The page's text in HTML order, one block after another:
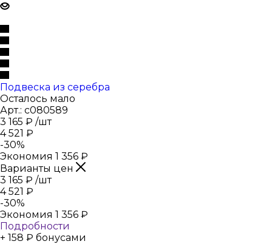
Подвеска из серебра
Осталось мало
Арт.: с080589
3 165 ₽ /шт
4 521 ₽
-30%
Экономия 1 356 ₽
Варианты цен
3 165 ₽ /шт
4 521 ₽
-30%
Экономия 1 356 ₽
Подробности
+ 158 ₽ бонусами